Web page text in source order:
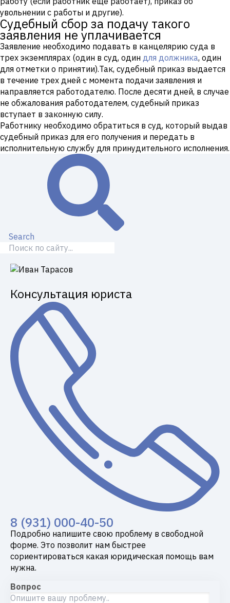
увольнении с работы и другие).
Судебный сбор за подачу такого
заявления не уплачивается
Заявление необходимо подавать в канцелярию суда в
трех экземплярах (один в суд, один для должника, один
для отметки о принятии).Так, судебный приказ выдается
в течение трех дней с момента подачи заявления и
направляется работодателю. После десяти дней, в случае
не обжалования работодателем, судебный приказ
вступает в законную силу.
Работнику необходимо обратиться в суд, который выдав
судебный приказ для его получения и передать в
исполнительную службу для принудительного исполнения.
Search
Консультация юриста
8 (931) 000-40-50
Подробно напишите свою проблему в свободной
форме. Это позволит нам быстрее
сориентироваться какая юридическая помощь вам
нужна.
Вопрос